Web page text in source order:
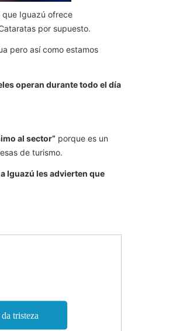
que Iguazú ofrece
por supuesto.
pero así como estamos
operan durante todo el día
al sector” porque es un
de turismo.
Iguazú les advierten que